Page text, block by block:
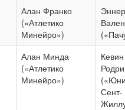
Алан Франко
(«Атлетико
Минейро»)
Эннер
Алан Минда
(«Атлетико
Минейро»)
Кевин
Сент-